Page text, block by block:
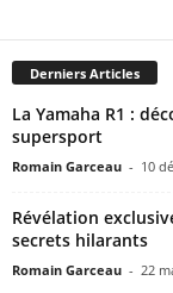
Derniers Articles
La Yamaha R1 :
supersport
Romain Garceau - 10
Révélation
secrets hilarants
Romain Garceau - 22